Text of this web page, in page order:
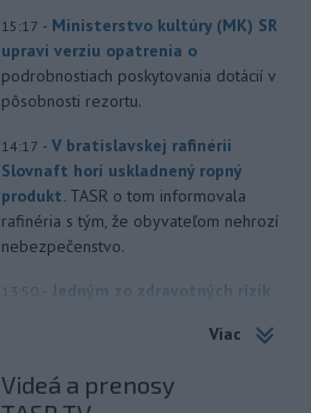
15:17 - Ministerstvo kultúry (MK) SR
upraví verziu opatrenia o
podrobnostiach poskytovania dotácií v
pôsobnosti rezortu.
14:17 - V bratislavskej rafinérii
Slovnaft horí uskladnený ropný
produkt. TASR o tom informovala
rafinéria s tým, že obyvateľom nehrozí
nebezpečenstvo.
13:50
Jedným zo zdravotných rizík
hluku. Je preto dobré držať sa
chrániče sluchu či dodržiavať
Viac
Videá a prenosy